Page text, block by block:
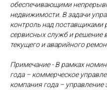
обеспечивающими
недвижимости. В задачи
контроль над поставщиками
сервисных служб и решение
текущего и аварийного
Примечание - В рамках
года – коммерческое
компания года – управление